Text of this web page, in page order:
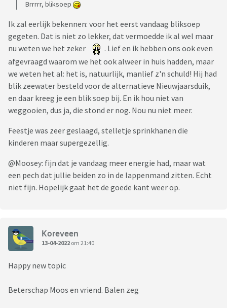
Brrrrr, bliksoep
Ik zal eerlijk bekennen: voor het eerst vandaag bliksoep
gegeten. Dat is niet zo lekker, dat vermoedde ik al wel maar
nu weten we het zeker
. Lief en ik hebben ons ook even
afgevraagd waarom we het ook alweer in huis hadden, maar
we weten het al: het is, natuurlijk, manlief z'n schuld! Hij had
blik zeewater besteld voor de alternatieve Nieuwjaarsduik,
en daar kreeg je een blik soep bij. En ik hou niet van
weggooien, dus ja, die stond er nog. Nou nu niet meer.
Feestje was zeer geslaagd, stelletje sprinkhanen die
kinderen maar supergezellig.
@Moosey: fijn dat je vandaag meer energie had, maar wat
een pech dat jullie beiden zo in de lappenmand zitten. Echt
niet fijn. Hopelijk gaat het de goede kant weer op.
Koreveen
13-04-2022 om 21:40
Happy new topic
Beterschap Moos en vriend. Balen zeg